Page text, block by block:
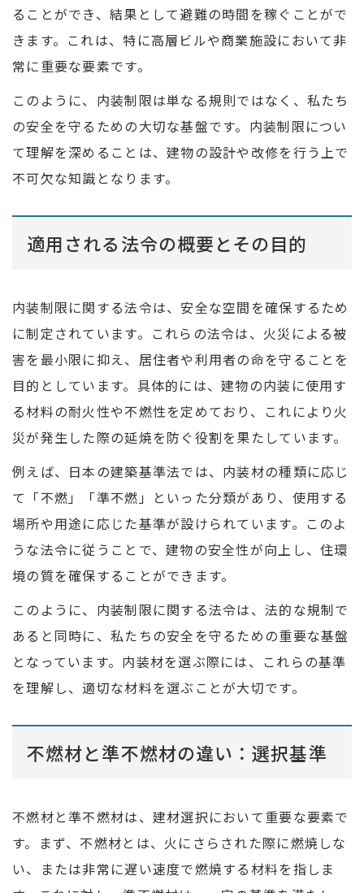
ることができ、結果として避難の時間を稼ぐことがで
きます。これは、特に高層ビルや商業施設において非
常に重要な要素です。
このように、内装制限は単なる規則ではなく、私たち
の安全を守るための大切な基盤です。内装制限につい
て理解を深めることは、建物の設計や改修を行う上で
不可欠な知識となります。
適用される法令の概要とその目的
内装制限に関する法令は、安全な空間を確保するため
に制定されています。これらの法令は、火災による被
害を最小限に抑え、居住者や利用者の命を守ることを
目的としています。具体的には、建物の内装に使用す
る材料の耐火性や不燃性を定めており、これにより火
災が発生した際の延焼を防ぐ役割を果たしています。
例えば、日本の建築基準法では、内装材の種類に応じ
て「不燃」「準不燃」といった分類があり、使用する
場所や用途に応じた基準が設けられています。このよ
うな法令に従うことで、建物の安全性が向上し、住環
境の質を確保することができます。
このように、内装制限に関する法令は、法的な規制で
あると同時に、私たちの安全を守るための重要な基盤
となっています。内装材を選ぶ際には、これらの基準
を理解し、適切な材料を選ぶことが大切です。
不燃材と準不燃材の違い：選択基準
不燃材と準不燃材は、建材選択において重要な要素で
す。まず、不燃材とは、火にさらされた際に燃焼しな
い、または非常に遅い速度で燃焼する材料を指しま